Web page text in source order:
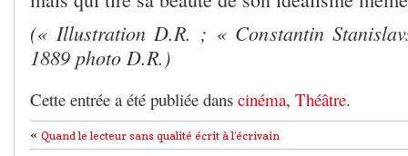
(« Illustration D.R. ; « Constantin
1889 photo D.R.)
Cette entrée a été publiée dans cinéma, Théâtre.
« Quand le lecteur sans qualité écrit à l’écrivain